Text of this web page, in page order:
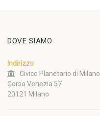
DOVE SIAMO
Indirizzo
Civico Planetario di Milano
Corso Venezia 57
20121 Milano